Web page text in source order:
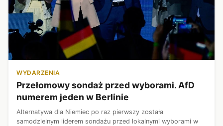
WYDARZENIA
Przełomowy sondaż przed wyborami. AfD
numerem jeden w Berlinie
Alternatywa dla Niemiec po raz pierwszy została
samodzielnym liderem sondażu przed lokalnymi wyborami w